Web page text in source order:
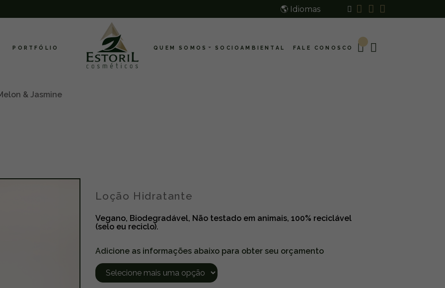
🌎 Idiomas
PORTFÓLIO QUEM SOMOS SOCIOAMBIENTAL FALE CONOSCO
& Jasmine
Loção Hidratante
Vegano, Biodegradável, Não testado em animais, 100% reciclável
(selo eu reciclo).
Adicione as informações abaixo para obter seu orçamento